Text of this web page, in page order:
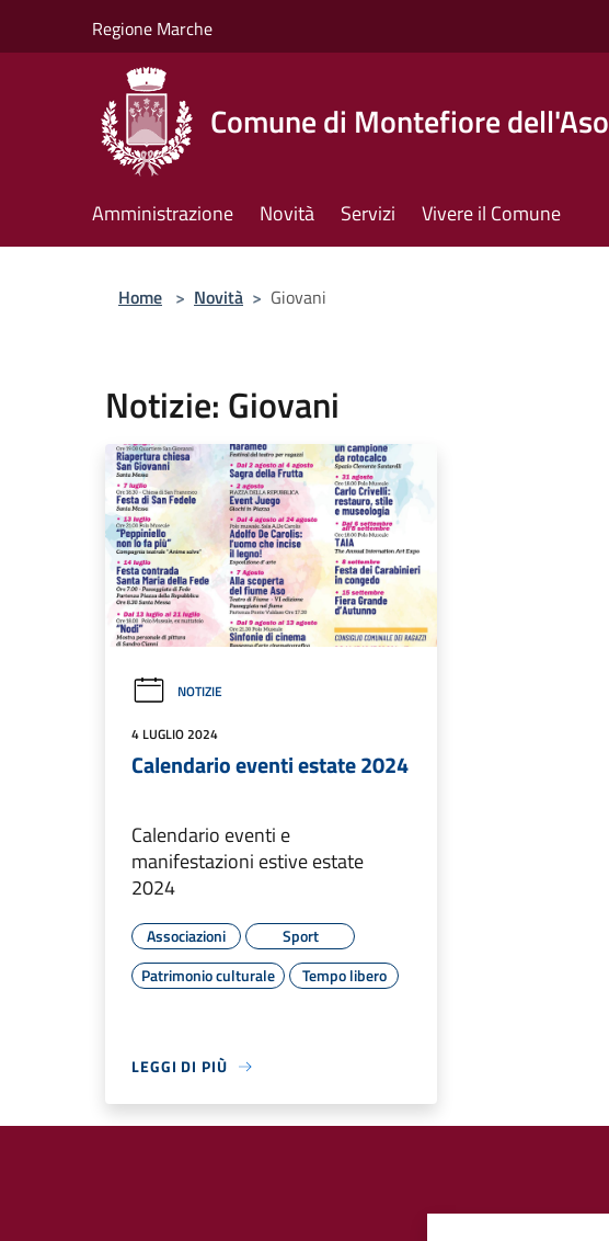
Regione Marche
Comune di Montefiore dell'Aso
Amministrazione Novità Servizi Vivere il Comune
Home > Novità > Giovani
Notizie: Giovani
NOTIZIE
4 LUGLIO 2024
Calendario eventi estate 2024
Calendario eventi e
manifestazioni estive estate
2024
Associazioni
Sport
Patrimonio culturale
Tempo libero
LEGGI DI PIÙ